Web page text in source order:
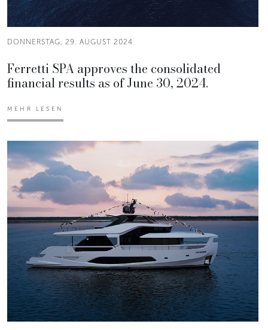
DONNERSTAG, 29. AUGUST 2024
Ferretti SPA approves the consolidated
financial results as of June 30, 2024.
MEHR LESEN